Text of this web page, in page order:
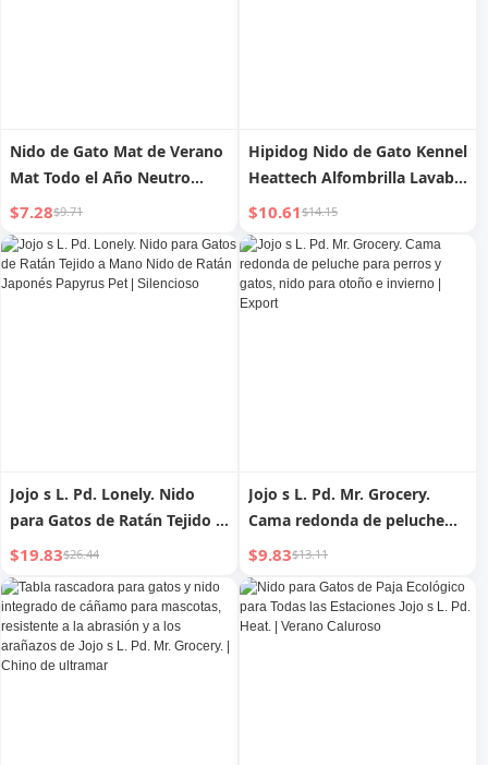
Nido de Gato Mat de Verano
Mat Todo el Año Neutro
Verano Refrigeración Sueño
Gato Celebridad de Internet
Cama de Gato Nido de Perro
Suministros para Mascotas
$7.28$9.71
Hipidog Nido de Gato Kennel
Heattech Alfombrilla Lavable
y Extraíble para Gato Cama
de Gato Sueño Heattech de
Invierno
$10.61$14.15
Jojo s L. Pd. Lonely. Nido
para Gatos de Ratán Tejido a
Mano Nido de Ratán Japonés
Papyrus Pet | Silencioso
$19.83$26.44
Jojo s L. Pd. Mr. Grocery.
Cama redonda de peluche
para perros y gatos, nido
para otoño e invierno |
Export
$9.83$13.11